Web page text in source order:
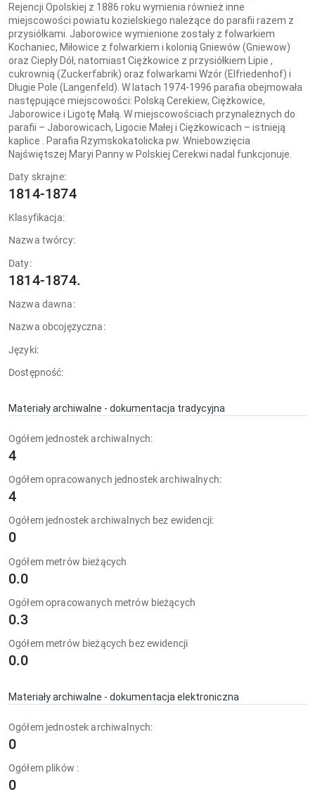
Rejencji Opolskiej z 1886 roku wymienia również inne
miejscowości powiatu kozielskiego należące do parafii razem z
przysiółkami. Jaborowice wymienione zostały z folwarkiem
Kochaniec, Miłowice z folwarkiem i kolonią Gniewów (Gniewow)
oraz Ciepły Dół, natomiast Ciężkowice z przysiółkiem Lipie ,
cukrownią (Zuckerfabrik) oraz folwarkami Wzór (Elfriedenhof) i
Długie Pole (Langenfeld). W latach 1974-1996 parafia obejmowała
następujące miejscowości: Polską Cerekiew, Ciężkowice,
Jaborowice i Ligotę Małą. W miejscowościach przynależnych do
parafii – Jaborowicach, Ligocie Małej i Ciężkowicach – istnieją
kaplice . Parafia Rzymskokatolicka pw. Wniebowzięcia
Najświętszej Maryi Panny w Polskiej Cerekwi nadal funkcjonuje.
Daty skrajne:
1814-1874
Klasyfikacja:
Nazwa twórcy:
Daty:
1814-1874.
Nazwa dawna:
Nazwa obcojęzyczna:
Języki:
Dostępność:
Materiały archiwalne - dokumentacja tradycyjna
Ogółem jednostek archiwalnych:
4
Ogółem opracowanych jednostek archiwalnych:
4
Ogółem jednostek archiwalnych bez ewidencji:
0
Ogółem metrów bieżących
0.0
Ogółem opracowanych metrów bieżących
0.3
Ogółem metrów bieżących bez ewidencji
0.0
Materiały archiwalne - dokumentacja elektroniczna
Ogółem jednostek archiwalnych:
0
Ogółem plików :
0